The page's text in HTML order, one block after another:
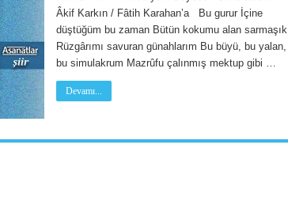
Âkif Karkın / Fâtih Karahan’a Bu gurur İçine
düştüğüm bu zaman Bütün kokumu alan sarmaşık
Rüzgârımı savuran günahlarım Bu büyü, bu yalan,
bu simulakrum Mazrûfu çalınmış mektup gibi …
Devamı...